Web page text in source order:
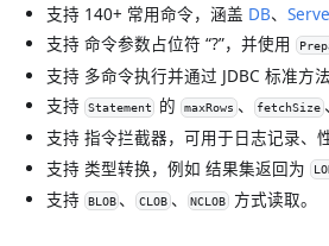
支持 140+ 常用命令，涵盖 DB、
支持 命令参数占位符 “?”，并使用
支持 多命令执行并通过 JDBC 标准方
支持
Statement 的 maxRows 、 fetchSize
支持 指令拦截器，可用于日志记录、
支持 类型转换，例如 结果集返回为
支持
BLOB 、 CLOB 、 NCLOB 方式读取。